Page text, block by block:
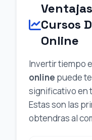
Cursos
Online
Invertir tiempo
online puede
significativo en
Estas son las
obtendras al